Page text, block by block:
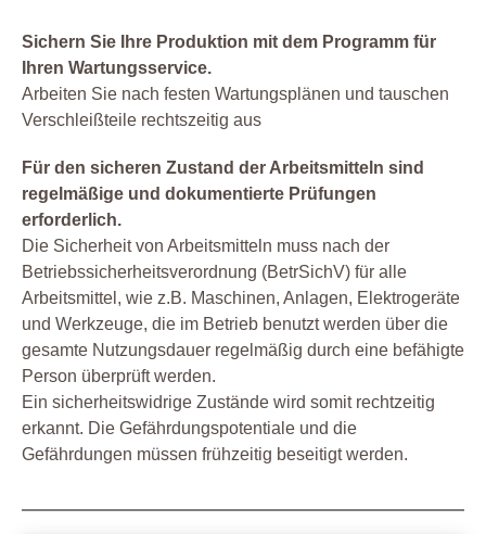
Sichern Sie Ihre Produktion mit dem Programm für
Ihren Wartungsservice.
Arbeiten Sie nach festen Wartungsplänen und tauschen
Verschleißteile rechtszeitig aus
Für den sicheren Zustand der Arbeitsmitteln sind
regelmäßige und dokumentierte Prüfungen
erforderlich.
Die Sicherheit von Arbeitsmitteln muss nach der
Betriebssicherheitsverordnung (BetrSichV) für alle
Arbeitsmittel, wie z.B. Maschinen, Anlagen, Elektrogeräte
und Werkzeuge, die im Betrieb benutzt werden über die
gesamte Nutzungsdauer regelmäßig durch eine befähigte
Person überprüft werden.
Ein sicherheitswidrige Zustände wird somit rechtzeitig
erkannt. Die Gefährdungspotentiale und die
Gefährdungen müssen frühzeitig beseitigt werden.